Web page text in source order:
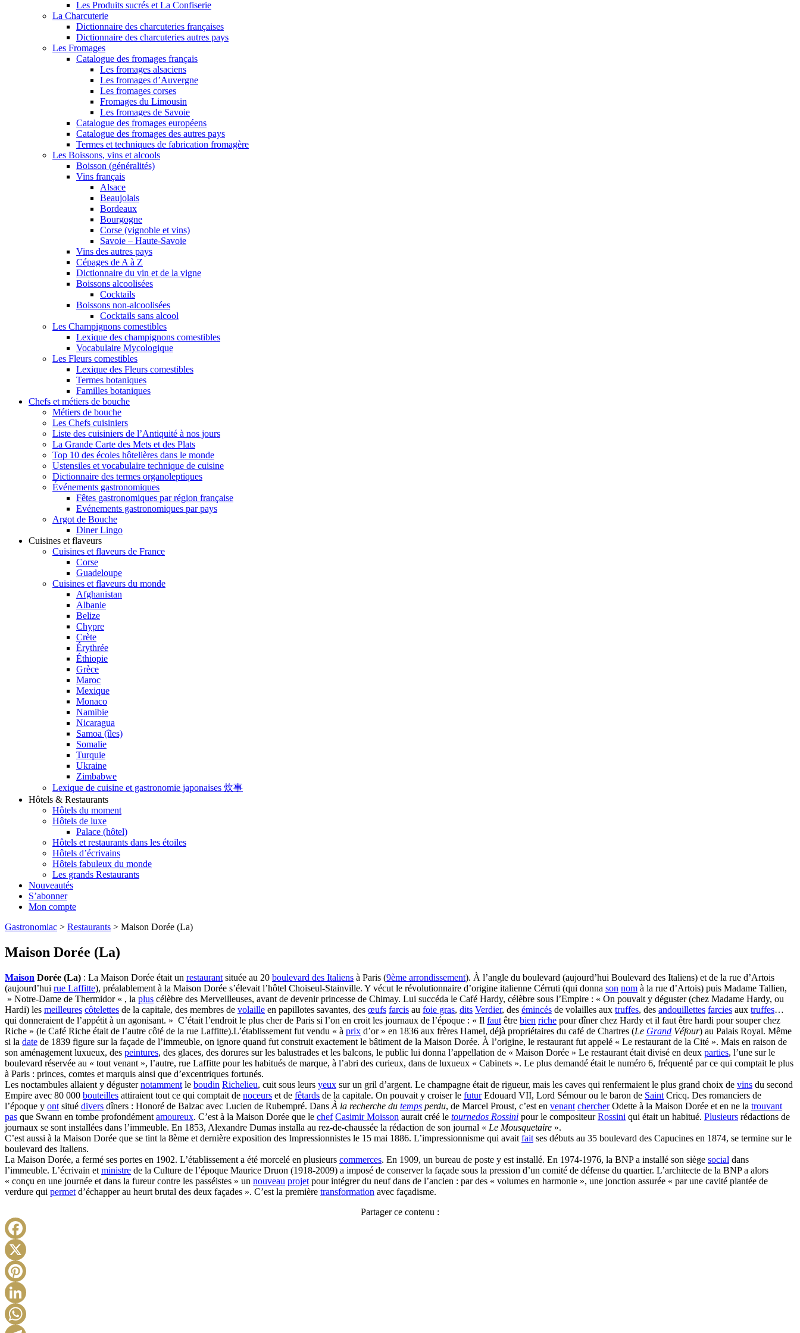
Les Produits sucrés et La Confiserie
La Charcuterie
Dictionnaire des charcuteries françaises
Dictionnaire des charcuteries autres pays
Les Fromages
Catalogue des fromages français
Les fromages alsaciens
Les fromages d’Auvergne
Les fromages corses
Fromages du Limousin
Les fromages de Savoie
Catalogue des fromages européens
Catalogue des fromages des autres pays
Termes et techniques de fabrication fromagère
Les Boissons, vins et alcools
Boisson (généralités)
Vins français
Alsace
Beaujolais
Bordeaux
Bourgogne
Corse (vignoble et vins)
Savoie – Haute-Savoie
Vins des autres pays
Cépages de A à Z
Dictionnaire du vin et de la vigne
Boissons alcoolisées
Cocktails
Boissons non-alcoolisées
Cocktails sans alcool
Les Champignons comestibles
Lexique des champignons comestibles
Vocabulaire Mycologique
Les Fleurs comestibles
Lexique des Fleurs comestibles
Termes botaniques
Familles botaniques
Chefs et métiers de bouche
Métiers de bouche
Les Chefs cuisiniers
Liste des cuisiniers de l’Antiquité à nos jours
La Grande Carte des Mets et des Plats
Top 10 des écoles hôtelières dans le monde
Ustensiles et vocabulaire technique de cuisine
Dictionnaire des termes organoleptiques
Événements gastronomiques
Fêtes gastronomiques par région française
Evénements gastronomiques par pays
Argot de Bouche
Diner Lingo
Cuisines et flaveurs
Cuisines et flaveurs de France
Corse
Guadeloupe
Cuisines et flaveurs du monde
Afghanistan
Albanie
Belize
Chypre
Crète
Érythrée
Éthiopie
Grèce
Maroc
Mexique
Monaco
Namibie
Nicaragua
Samoa (îles)
Somalie
Turquie
Ukraine
Zimbabwe
Lexique de cuisine et gastronomie japonaises 炊事
Hôtels & Restaurants
Hôtels du moment
Hôtels de luxe
Palace (hôtel)
Hôtels et restaurants dans les étoiles
Hôtels d’écrivains
Hôtels fabuleux du monde
Les grands Restaurants
Nouveautés
S’abonner
Mon compte
Gastronomiac > Restaurants > Maison Dorée (La)
Maison Dorée (La)
Maison Dorée (La) : La Maison Dorée était un restaurant située au 20 boulevard des Italiens à Paris (9ème arrondissement). À l’angle du boulevard (aujourd’hui Boulevard des Italiens) et de la rue d’Artois
(aujourd’hui rue Laffitte), préalablement à la Maison Dorée s’élevait l’hôtel Choiseul-Stainville. Y vécut le révolutionnaire d’origine italienne Cérruti (qui donna son nom à la rue d’Artois) puis Madame Tallien,
» Notre-Dame de Thermidor « , la plus célèbre des Merveilleuses, avant de devenir princesse de Chimay. Lui succéda le Café Hardy, célèbre sous l’Empire : « On pouvait y déguster (chez Madame Hardy, ou
Hardi) les meilleures côtelettes de la capitale, des membres de volaille en papillotes savantes, des œufs farcis au foie gras, dits Verdier, des émincés de volailles aux truffes, des andouillettes farcies aux truffes…
qui donneraient de l’appétit à un agonisant. » C’était l’endroit le plus cher de Paris si l’on en croit les journaux de l’époque : « Il faut être bien riche pour dîner chez Hardy et il faut être hardi pour souper chez
Riche » (le Café Riche était de l’autre côté de la rue Laffitte).L’établissement fut vendu « à prix d’or » en 1836 aux frères Hamel, déjà propriétaires du café de Chartres (Le Grand Véfour) au Palais Royal. Même
si la date de 1839 figure sur la façade de l’immeuble, on ignore quand fut construit exactement le bâtiment de la Maison Dorée. À l’origine, le restaurant fut appelé « Le restaurant de la Cité ». Mais en raison de
son aménagement luxueux, des peintures, des glaces, des dorures sur les balustrades et les balcons, le public lui donna l’appellation de « Maison Dorée » Le restaurant était divisé en deux parties, l’une sur le
boulevard réservée au « tout venant », l’autre, rue Laffitte pour les habitués de marque, à l’abri des curieux, dans de luxueux « Cabinets ». Le plus demandé était le numéro 6, fréquenté par ce qui comptait le plus
à Paris : princes, comtes et marquis ainsi que d’excentriques fortunés.
Les noctambules allaient y dégusternotamment le boudin Richelieu, cuit sous leurs yeux sur un gril d’argent. Le champagne était de rigueur, mais les caves qui renfermaient le plus grand choix de vins du second
Empire avec 80 000 bouteilles attiraient tout ce qui comptait de noceurs et de fêtards de la capitale. On pouvait y croiser le futurEdouard VII, Lord Sémour ou le baron de Saint Cricq. Des romanciers de
l’époque y ont situé divers dîners : Honoré de Balzac avec Lucien de Rubempré. Dans À la recherche du temps perdu, de Marcel Proust, c’est en venant chercherOdette à la Maison Dorée et en ne la trouvant
pas que Swann en tombe profondément amoureux. C’est à la Maison Dorée que le chef Casimir Moisson aurait créé le tournedos Rossini pour le compositeurRossini qui était un habitué. Plusieurs rédactions de
journaux se sont installées dans l’immeuble. En 1853, Alexandre Dumas installa au rez-de-chaussée la rédaction de son journal « Le Mousquetaire ».
C’est aussi à la Maison Dorée que se tint la 8ème et dernière exposition des Impressionnistes le 15 mai 1886. L’impressionnisme qui avait fait ses débuts au 35 boulevard des Capucines en 1874, se termine sur le
boulevard des Italiens.
La Maison Dorée, a fermé ses portes en 1902. L’établissement a été morcelé en plusieurs commerces. En 1909, un bureau de poste y est installé. En 1974-1976, la BNP a installé son siège social dans
l’immeuble. L’écrivain et ministre de la Culture de l’époque Maurice Druon (1918-2009) a imposé de conserver la façade sous la pression d’un comité de défense du quartier. L’architecte de la BNP a alors
« conçu en une journée et dans la fureur contre les passéistes » un nouveau projet pour intégrer du neuf dans de l’ancien : par des « volumes en harmonie », une jonction assurée « par une cavité plantée de
verdure qui permet d’échapper au heurt brutal des deux façades ». C’est la première transformation avec façadisme.
Partager ce contenu :